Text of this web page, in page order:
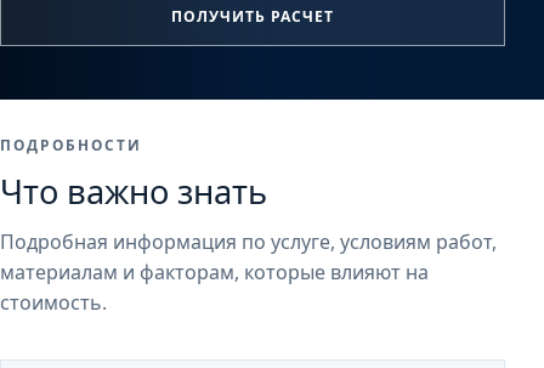
ПОЛУЧИТЬ РАСЧЕТ
ПОДРОБНОСТИ
Что важно знать
Подробная информация по услуге, условиям работ,
материалам и факторам, которые влияют на
стоимость.